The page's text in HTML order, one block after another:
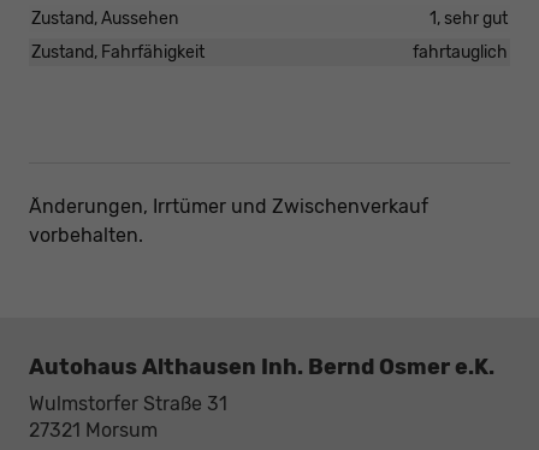
Zustand, Aussehen
1, sehr gut
Zustand, Fahrfähigkeit
fahrtauglich
Änderungen, Irrtümer und Zwischenverkauf
vorbehalten.
Autohaus Althausen Inh. Bernd Osmer e.K.
Wulmstorfer Straße 31
27321 Morsum